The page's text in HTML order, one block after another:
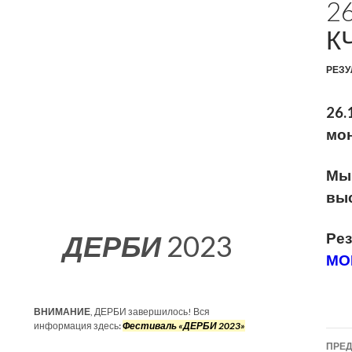
Мы
ДЕРБИ2023
ВНИМАНИЕ, ДЕРБИ завершилось! Вся
информация здесь:Фестиваль «ДЕРБИ 2023»